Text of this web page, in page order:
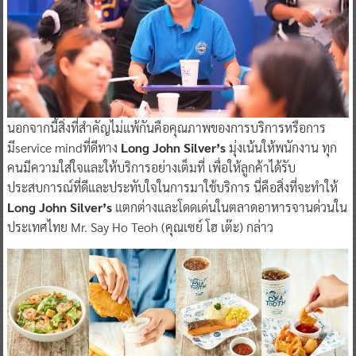
นอกจากนี้สิ่งที่สำคัญไม่แพ้กันคือคุณภาพของการบริการหรือการ
มีservice mindที่ดีทาง Long John Silver’sมุ่งเน้นให้พนักงาน ทุก
คนมีความใส่ใจและให้บริการอย่างเต็มที่ เพื่อให้ลูกค้าได้รับ
ประสบการณ์ที่ดีและประทับใจในการมาใช้บริการ นี่คือสิ่งที่จะทำให้
Long John Silver’sแตกต่างและโดดเด่นในตลาดอาหารจานด่วนใน
ประเทศไทย Mr. Say Ho Teoh (คุณเซย์ โฮ เต๊ะ) กล่าว